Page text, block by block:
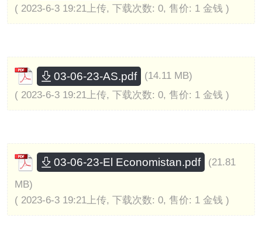
( 2023-6-3 19:21上传, 下载次数: 0, 售价: 1 金钱 )
03-06-23-AS.pdf
(14.11 MB)
( 2023-6-3 19:21上传, 下载次数: 0, 售价: 1 金钱 )
03-06-23-El Economistan.pdf
(21.81
MB)
( 2023-6-3 19:21上传, 下载次数: 0, 售价: 1 金钱 )